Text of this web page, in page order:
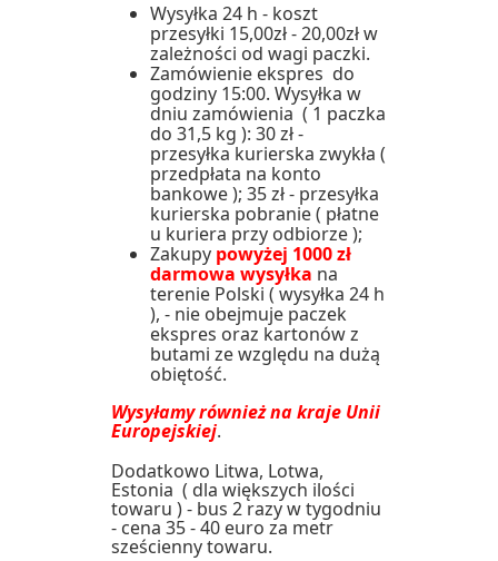
Wysyłka 24 h - koszt
przesyłki 15,00zł - 20,00zł w
zależności od wagi paczki.
Zamówienie ekspres do
godziny 15:00. Wysyłka w
dniu zamówienia ( 1 paczka
do 31,5 kg ): 30 zł -
przesyłka kurierska zwykła (
przedpłata na konto
bankowe ); 35 zł - przesyłka
kurierska pobranie ( płatne
u kuriera przy odbiorze );
Zakupy powyżej 1000 zł
darmowa wysyłka na
terenie Polski ( wysyłka 24 h
), - nie obejmuje paczek
ekspres oraz kartonów z
butami ze względu na dużą
obiętość.
Wysyłamy również na kraje Unii
Europejskiej.
Dodatkowo Litwa, Lotwa,
Estonia ( dla większych ilości
towaru ) - bus 2 razy w tygodniu
- cena 35 - 40 euro za metr
sześcienny towaru.